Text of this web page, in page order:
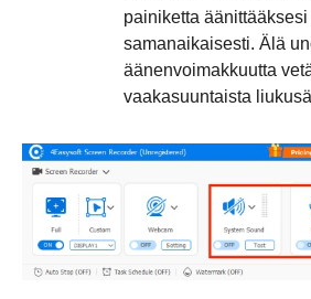
painiketta äänittääksesi
samanaikaisesti. Älä
äänenvoimakkuutta
vaakasuuntaista